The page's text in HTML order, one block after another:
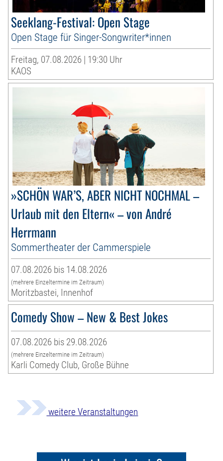
Seeklang-Festival: Open Stage
Open Stage für Singer-Songwriter*innen
Freitag, 07.08.2026 | 19:30 Uhr
KAOS
»SCHÖN WAR’S, ABER NICHT NOCHMAL –
Urlaub mit den Eltern« – von André
Herrmann
Sommertheater der Cammerspiele
07.08.2026 bis 14.08.2026
(mehrere Einzeltermine im Zeitraum)
Moritzbastei, Innenhof
Comedy Show – New & Best Jokes
07.08.2026 bis 29.08.2026
(mehrere Einzeltermine im Zeitraum)
Karli Comedy Club, Große Bühne
weitere Veranstaltungen